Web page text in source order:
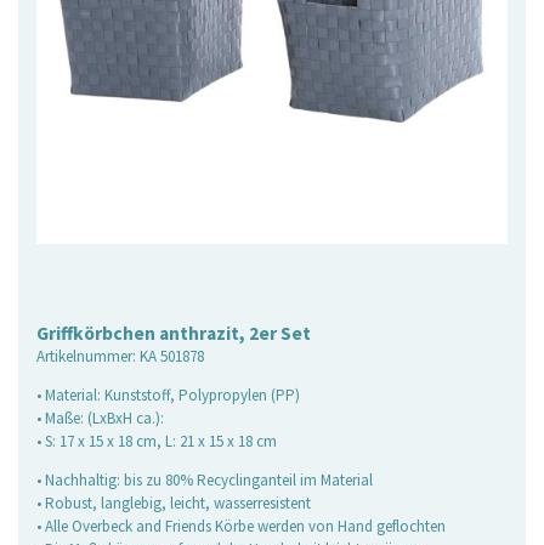
Griffkörbchen anthrazit, 2er Set
Artikelnummer: KA 501878
• Material: Kunststoff, Polypropylen (PP)
• Maße: (LxBxH ca.):
• S: 17 x 15 x 18 cm, L: 21 x 15 x 18 cm
• Nachhaltig: bis zu 80% Recyclinganteil im Material
• Robust, langlebig, leicht, wasserresistent
• Alle Overbeck and Friends Körbe werden von Hand geflochten